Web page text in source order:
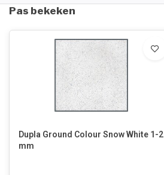
Pas bekeken
Dupla Ground Colour Snow White 1-2
mm